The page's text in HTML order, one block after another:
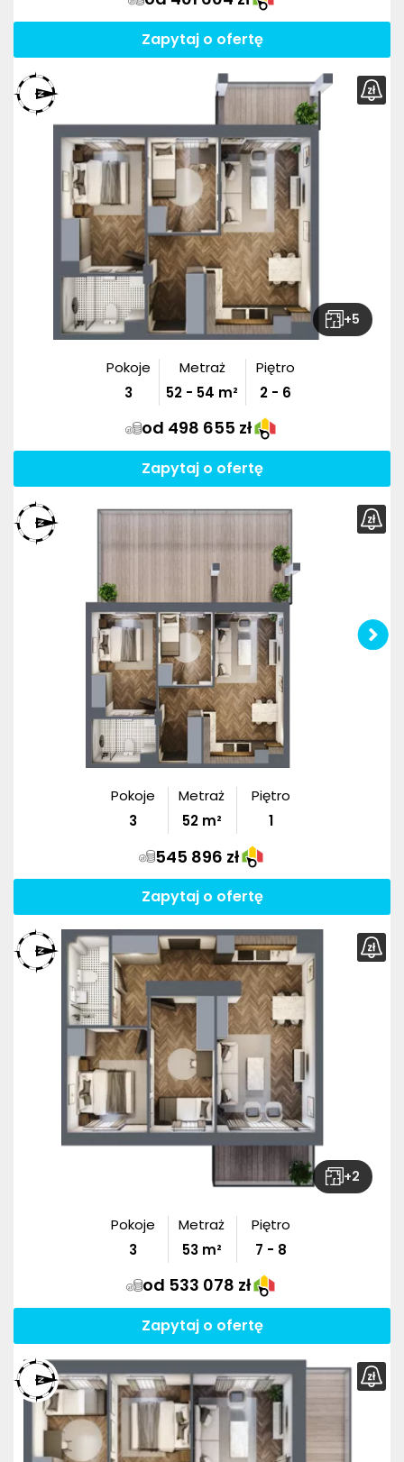
Zapytaj o ofertę
+5
Pokoje
3
Metraż
52 - 54 m²
Piętro
2 - 6
od 498 655 zł
Zapytaj o ofertę
Pokoje
3
Metraż
52m²
Piętro
1
545 896 zł
Zapytaj o ofertę
+2
Pokoje
3
Metraż
53m²
Piętro
7 - 8
od 533 078 zł
Zapytaj o ofertę